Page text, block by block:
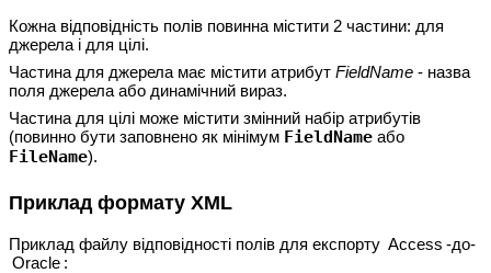
Кожна відповідність полів повинна містити 2 частини: для
джерела і для цілі.
Частина для джерела має містити атрибут FieldName - назва
поля джерела або динамічний вираз.
Частина для цілі може містити змінний набір атрибутів
(повинно бути заповнено як мінімум FieldName або
FileName).
Приклад формату XML
Приклад файлу відповідності полів для експорту Access -до-
Oracle :